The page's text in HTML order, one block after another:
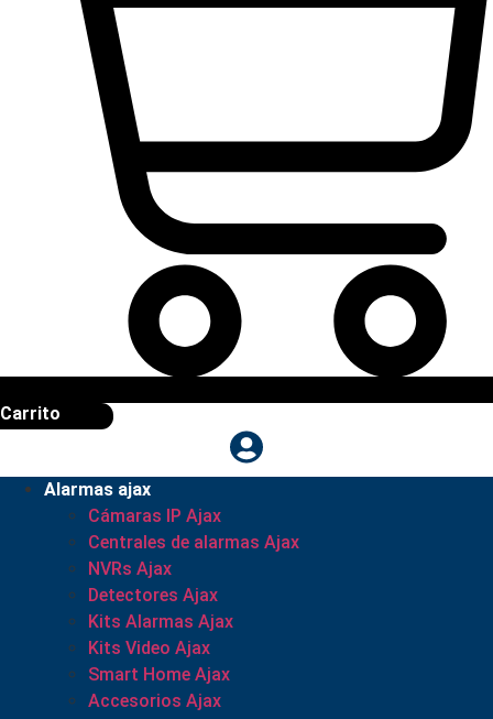
Carrito
Alarmas ajax
Cámaras IP Ajax
Centrales de alarmas Ajax
NVRs Ajax
Detectores Ajax
Kits Alarmas Ajax
Kits Video Ajax
Smart Home Ajax
Accesorios Ajax